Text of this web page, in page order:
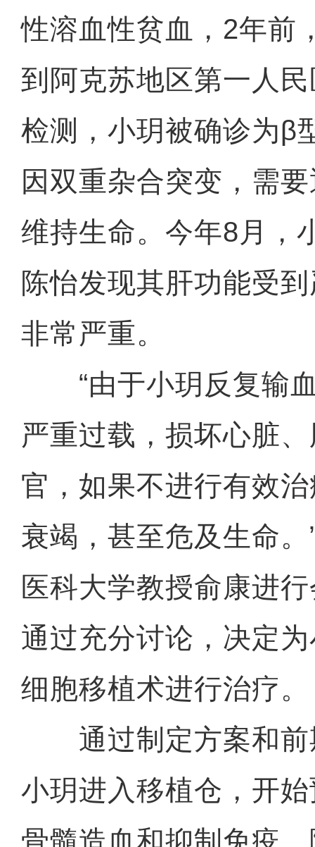
性溶血性贫血，2年前
到阿克苏地区第一人
检测，小玥被确诊为β
因双重杂合突变，需
维持生命。今年8月，
陈怡发现其肝功能受
非常严重。
“由于小玥反复输血
严重过载，损坏心脏
官，如果不进行有效
衰竭，甚至危及生命
医科大学教授俞康进
通过充分讨论，决定
细胞移植术进行治疗。
通过制定方案和前
小玥进入移植仓，开
骨髓造血和抑制免疫